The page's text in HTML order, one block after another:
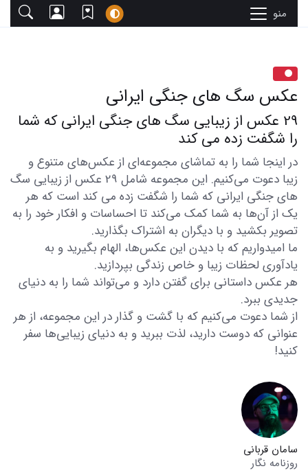
منو
عکس سگ های جنگی ایرانی
29 عکس از زیبایی سگ های جنگی ایرانی که شما
را شگفت زده می کند
در اینجا شما را به تماشای مجموعه‌ای از عکس‌های متنوع و
زیبا دعوت می‌کنیم. این مجموعه شامل 29 عکس از زیبایی سگ
های جنگی ایرانی که شما را شگفت زده می کند است که هر
یک از آن‌ها به شما کمک می‌کند تا احساسات و افکار خود را به
تصویر بکشید و با دیگران به اشتراک بگذارید.
ما امیدواریم که با دیدن این عکس‌ها، الهام بگیرید و به
یادآوری لحظات زیبا و خاص زندگی بپردازید.
هر عکس داستانی برای گفتن دارد و می‌تواند شما را به دنیای
جدیدی ببرد.
از شما دعوت می‌کنیم که با گشت و گذار در این مجموعه، از هر
عنوانی که دوست دارید، لذت ببرید و به دنیای زیبایی‌ها سفر
کنید!
سامان قربانی
روزنامه نگار